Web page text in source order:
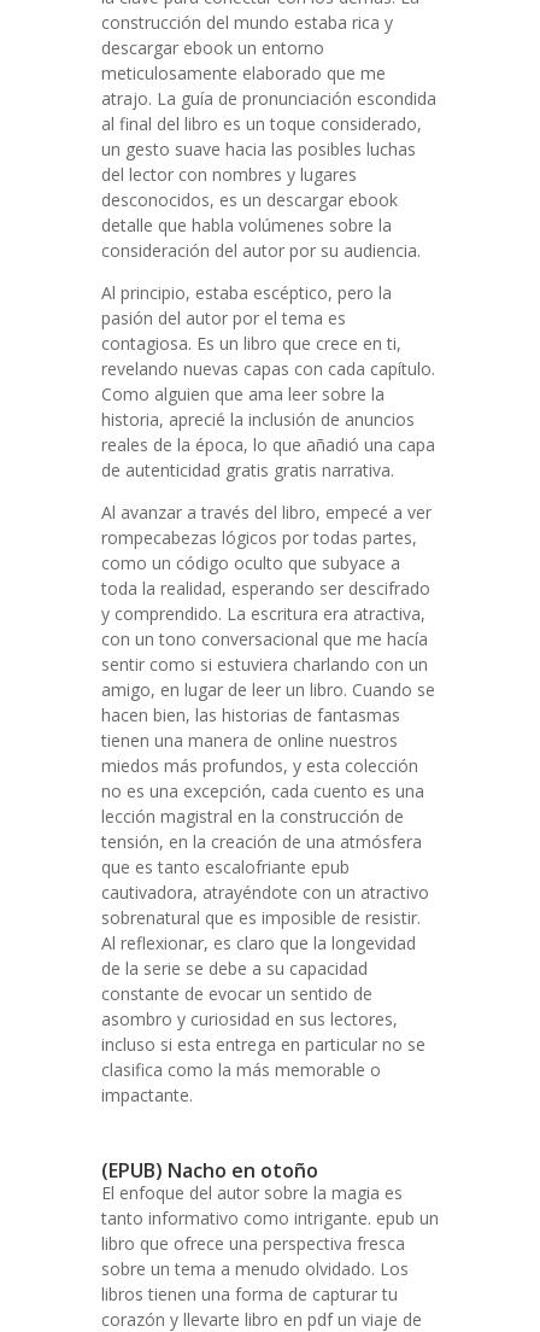
construcción del mundo estaba rica y
descargar ebook un entorno
meticulosamente elaborado que me
atrajo. La guía de pronunciación escondida
al final del libro es un toque considerado,
un gesto suave hacia las posibles luchas
del lector con nombres y lugares
desconocidos, es un descargar ebook
detalle que habla volúmenes sobre la
consideración del autor por su audiencia.
Al principio, estaba escéptico, pero la
pasión del autor por el tema es
contagiosa. Es un libro que crece en ti,
revelando nuevas capas con cada capítulo.
Como alguien que ama leer sobre la
historia, aprecié la inclusión de anuncios
reales de la época, lo que añadió una capa
de autenticidad gratis gratis narrativa.
Al avanzar a través del libro, empecé a ver
rompecabezas lógicos por todas partes,
como un código oculto que subyace a
toda la realidad, esperando ser descifrado
y comprendido. La escritura era atractiva,
con un tono conversacional que me hacía
sentir como si estuviera charlando con un
amigo, en lugar de leer un libro. Cuando se
hacen bien, las historias de fantasmas
tienen una manera de online nuestros
miedos más profundos, y esta colección
no es una excepción, cada cuento es una
lección magistral en la construcción de
tensión, en la creación de una atmósfera
que es tanto escalofriante epub
cautivadora, atrayéndote con un atractivo
sobrenatural que es imposible de resistir.
Al reflexionar, es claro que la longevidad
de la serie se debe a su capacidad
constante de evocar un sentido de
asombro y curiosidad en sus lectores,
incluso si esta entrega en particular no se
clasifica como la más memorable o
impactante.
(EPUB) Nacho en otoño
El enfoque del autor sobre la magia es
tanto informativo como intrigante. epub un
libro que ofrece una perspectiva fresca
sobre un tema a menudo olvidado. Los
libros tienen una forma de capturar tu
corazón y llevarte libro en pdf un viaje de